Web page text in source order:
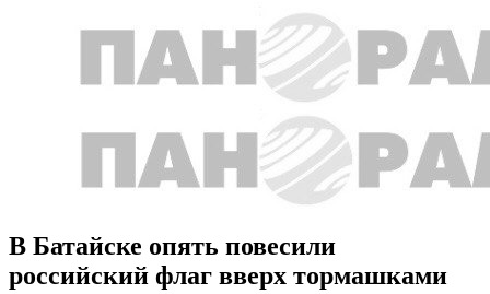
В Батайске опять повесили
российский флаг вверх тормашками